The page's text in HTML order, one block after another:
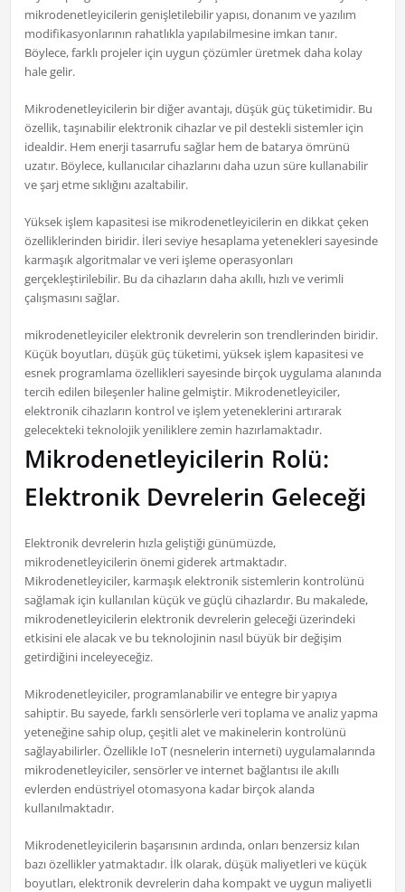
mikrodenetleyicilerin genişletilebilir yapısı, donanım ve yazılım
modifikasyonlarının rahatlıkla yapılabilmesine imkan tanır.
Böylece, farklı projeler için uygun çözümler üretmek daha kolay
hale gelir.
Mikrodenetleyicilerin bir diğer avantajı, düşük güç tüketimidir. Bu
özellik, taşınabilir elektronik cihazlar ve pil destekli sistemler için
idealdir. Hem enerji tasarrufu sağlar hem de batarya ömrünü
uzatır. Böylece, kullanıcılar cihazlarını daha uzun süre kullanabilir
ve şarj etme sıklığını azaltabilir.
Yüksek işlem kapasitesi ise mikrodenetleyicilerin en dikkat çeken
özelliklerinden biridir. İleri seviye hesaplama yetenekleri sayesinde
karmaşık algoritmalar ve veri işleme operasyonları
gerçekleştirilebilir. Bu da cihazların daha akıllı, hızlı ve verimli
çalışmasını sağlar.
mikrodenetleyiciler elektronik devrelerin son trendlerinden biridir.
Küçük boyutları, düşük güç tüketimi, yüksek işlem kapasitesi ve
esnek programlama özellikleri sayesinde birçok uygulama alanında
tercih edilen bileşenler haline gelmiştir. Mikrodenetleyiciler,
elektronik cihazların kontrol ve işlem yeteneklerini artırarak
gelecekteki teknolojik yeniliklere zemin hazırlamaktadır.
Mikrodenetleyicilerin Rolü:
Elektronik Devrelerin Geleceği
Elektronik devrelerin hızla geliştiği günümüzde,
mikrodenetleyicilerin önemi giderek artmaktadır.
Mikrodenetleyiciler, karmaşık elektronik sistemlerin kontrolünü
sağlamak için kullanılan küçük ve güçlü cihazlardır. Bu makalede,
mikrodenetleyicilerin elektronik devrelerin geleceği üzerindeki
etkisini ele alacak ve bu teknolojinin nasıl büyük bir değişim
getirdiğini inceleyeceğiz.
Mikrodenetleyiciler, programlanabilir ve entegre bir yapıya
sahiptir. Bu sayede, farklı sensörlerle veri toplama ve analiz yapma
yeteneğine sahip olup, çeşitli alet ve makinelerin kontrolünü
sağlayabilirler. Özellikle IoT (nesnelerin interneti) uygulamalarında
mikrodenetleyiciler, sensörler ve internet bağlantısı ile akıllı
evlerden endüstriyel otomasyona kadar birçok alanda
kullanılmaktadır.
Mikrodenetleyicilerin başarısının ardında, onları benzersiz kılan
bazı özellikler yatmaktadır. İlk olarak, düşük maliyetleri ve küçük
boyutları, elektronik devrelerin daha kompakt ve uygun maliyetli